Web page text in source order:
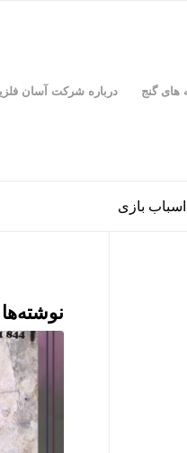
های گنج درباره شرکت آسان
بازی
نوشته‌ها